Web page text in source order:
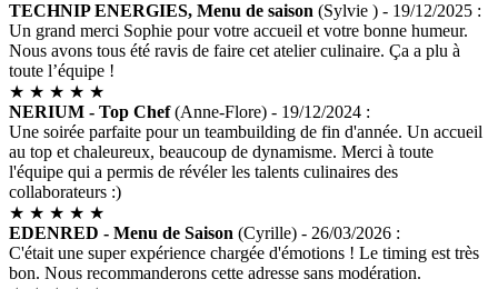
TECHNIP ENERGIES, Menu de saison (Sylvie ) - 19/12/2025 :
Un grand merci Sophie pour votre accueil et votre bonne humeur.
Nous avons tous été ravis de faire cet atelier culinaire. Ça a plu à
toute l’équipe !
★ ★ ★ ★ ★
NERIUM - Top Chef(Anne-Flore) - 19/12/2024 :
Une soirée parfaite pour un teambuilding de fin d'année. Un accueil
au top et chaleureux, beaucoup de dynamisme. Merci à toute
l'équipe qui a permis de révéler les talents culinaires des
collaborateurs :)
★ ★ ★ ★ ★
EDENRED - Menu de Saison (Cyrille) - 26/03/2026 :
C'était une super expérience chargée d'émotions ! Le timing est très
bon. Nous recommanderons cette adresse sans modération.